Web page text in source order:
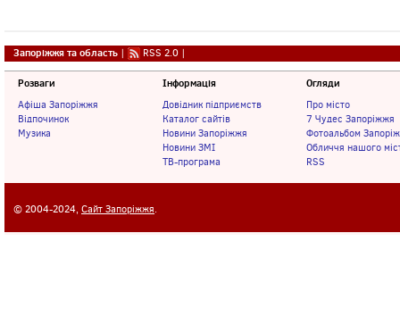
Запоріжжя та область | RSS 2.0 |
Розваги
Афіша Запоріжжя
Відпочинок
Музика
Інформація
Довідник підприємств
Каталог сайтів
Новини Запоріжжя
Новини ЗМІ
ТВ-програма
Огляди
Про місто
7 Чудес Запоріжжя
Фотоальбом
Обличчя нашого
RSS
© 2004-2024, Сайт Запоріжжя.